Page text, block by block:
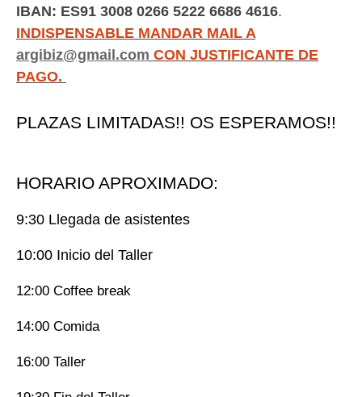
IBAN: ES91 3008 0266 5222 6686 4616.
INDISPENSABLE MANDAR MAIL A
argibiz@gmail.com CON JUSTIFICANTE DE
PAGO.
PLAZAS LIMITADAS!! OS ESPERAMOS!!
HORARIO APROXIMADO:
9:30 Llegada de asistentes
10:00 Inicio del Taller
12:00 Coffee break
14:00 Comida
16:00 Taller